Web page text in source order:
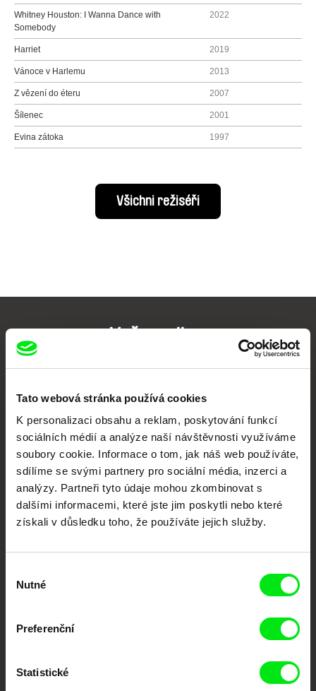
Tato webová stránka používá cookies
K personalizaci obsahu a reklam, poskytování funkcí
sociálních médií a analýze naší návštěvnosti využíváme
soubory cookie. Informace o tom, jak náš web používáte,
sdílíme se svými partnery pro sociální média, inzerci a
analýzy. Partneři tyto údaje mohou zkombinovat s
dalšími informacemi, které jste jim poskytli nebo které
získali v důsledku toho, že používáte jejich služby.
souhlasu
Nutné
Preferenční
Statistické
Whitney Houston: I Wanna Dance with
Somebody
2022
Harriet 2019
Vánoce v Harlemu 2013
Z vězení do éteru 2007
Šílenec 2001
Evina zátoka 1997
Všichni režiséři
Nové festivalové filmy
každý týden
Portál DAFilms.cz je výsledkem tvůrčí spolupráce 7 klíčových evropských
festivalů dokumentárního filmu sdružených do Doc Alliance. Naším cílem je
posouvat hranice dokumentárního filmu, propagovat jeho rozmanitost a
podporovat kvalitní autorské filmy.
Členové Doc Alliance